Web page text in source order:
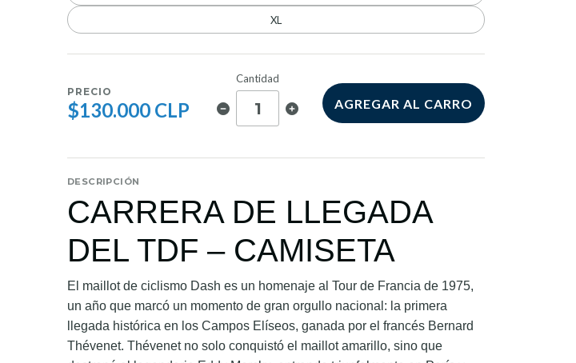
XL
PRECIO
$130.000 CLP
Cantidad
AGREGAR AL CARRO
DESCRIPCIÓN
CARRERA DE LLEGADA
DEL TDF – CAMISETA
El maillot de ciclismo Dash es un homenaje al Tour de Francia de 1975,
un año que marcó un momento de gran orgullo nacional: la primera
llegada histórica en los Campos Elíseos, ganada por el francés Bernard
Thévenet. Thévenet no solo conquistó el maillot amarillo, sino que